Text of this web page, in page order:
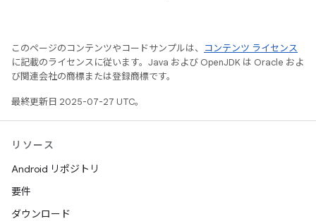
このページのコンテンツやコードサンプルは、
コンテンツ ライセンス
に記載のライセンスに従います。Java および OpenJDK は Oracle およ
び関連会社の商標または登録商標です。
最終更新日 2025-07-27 UTC。
リソース
Android リポジトリ
要件
ダウンロード